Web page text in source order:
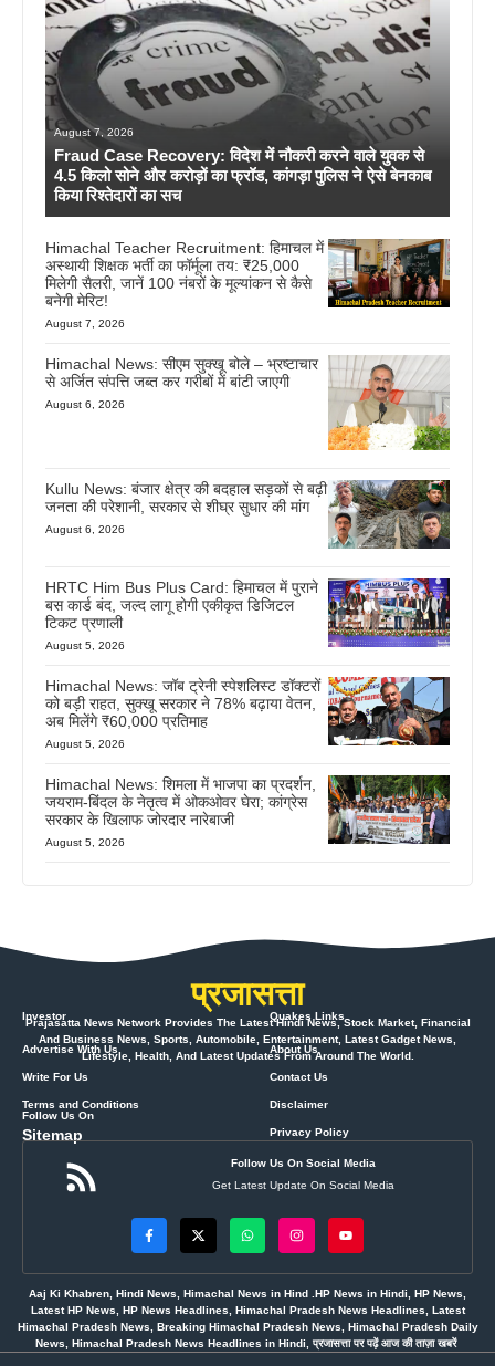
August 7, 2026
Fraud Case Recovery: विदेश में नौकरी करने वाले युवक से
4.5 किलो सोने और करोड़ों का फ्रॉड, कांगड़ा पुलिस ने ऐसे बेनकाब
किया रिश्तेदारों का सच
Himachal Teacher Recruitment: हिमाचल में
अस्थायी शिक्षक भर्ती का फॉर्मूला तय: ₹25,000
मिलेगी सैलरी, जानें 100 नंबरों के मूल्यांकन से कैसे
बनेगी मेरिट!
August 7, 2026
Himachal News: सीएम सुक्खू बोले – भ्रष्टाचार
से अर्जित संपत्ति जब्त कर गरीबों में बांटी जाएगी
August 6, 2026
Kullu News: बंजार क्षेत्र की बदहाल सड़कों से बढ़ी
जनता की परेशानी, सरकार से शीघ्र सुधार की मांग
August 6, 2026
HRTC Him Bus Plus Card: हिमाचल में पुराने
बस कार्ड बंद, जल्द लागू होगी एकीकृत डिजिटल
टिकट प्रणाली
August 5, 2026
Himachal News: जॉब ट्रेनी स्पेशलिस्ट डॉक्टरों
को बड़ी राहत, सुक्खू सरकार ने 78% बढ़ाया वेतन,
अब मिलेंगे ₹60,000 प्रतिमाह
August 5, 2026
Himachal News: शिमला में भाजपा का प्रदर्शन,
जयराम-बिंदल के नेतृत्व में ओकओवर घेरा; कांग्रेस
सरकार के खिलाफ जोरदार नारेबाजी
August 5, 2026
प्रजासत्ता
Prajasatta News Network Provides The Latest Hindi News, Stock Market, Financial
And Business News, Sports, Automobile, Entertainment, Latest Gadget News,
Lifestyle, Health, And Latest Updates From Around The World.
Investor
Advertise With Us
Write For Us
Terms and Conditions
Sitemap
Quakes Links
About Us
Contact Us
Disclaimer
Privacy Policy
Follow Us On
Follow Us On Social Media
Get Latest Update On Social Media
Aaj Ki Khabren, Hindi News, Himachal News in Hind .HP News in Hindi, HP News,
Latest HP News, HP News Headlines, Himachal Pradesh News Headlines, Latest
Himachal Pradesh News, Breaking Himachal Pradesh News, Himachal Pradesh Daily
News, Himachal Pradesh News Headlines in Hindi, प्रजासत्ता पर पढ़ें आज की ताज़ा खबरें